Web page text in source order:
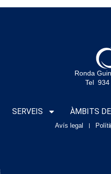
Ronda
Tel 934
SERVEIS ÀMBITS
Avís legal